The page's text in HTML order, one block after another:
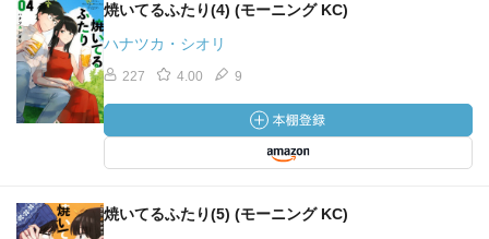
焼いてるふたり(4) (モーニング KC)
ハナツカ・シオリ
227 4.00 9
焼いてるふたり(5) (モーニング KC)